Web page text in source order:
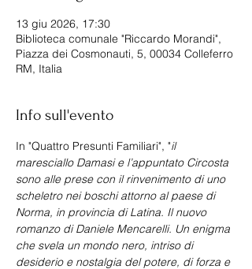
13 giu 2026, 17:30
Biblioteca comunale "Riccardo Morandi",
Piazza dei Cosmonauti, 5, 00034 Colleferro
RM, Italia
Info sull'evento
In "Quattro Presunti Familiari", "il
maresciallo Damasi e l’appuntato Circosta
sono alle prese con il rinvenimento di uno
scheletro nei boschi attorno al paese di
Norma, in provincia di Latina. Il nuovo
romanzo di Daniele Mencarelli. Un enigma
che svela un mondo nero, intriso di
desiderio e nostalgia del potere, di forza e